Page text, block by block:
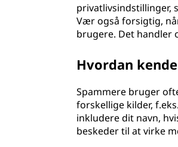
privatlivsindstillinger,
Vær også forsigtig,
brugere. Det handler
Hvordan
Spammere bruger
forskellige kilder,
inkludere dit navn,
beskeder til at virke